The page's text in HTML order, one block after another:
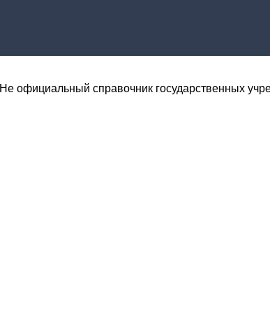
Не официальный справочник государственных